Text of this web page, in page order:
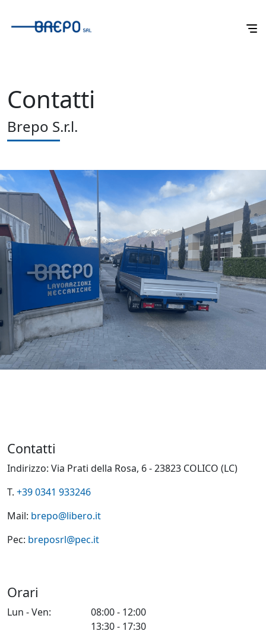
Contatti
Brepo S.r.l.
Contatti
Indirizzo: Via Prati della Rosa, 6 - 23823 COLICO (LC)
T. +39 0341 933246
Mail: brepo@libero.it
Pec: breposrl@pec.it
Orari
Lun - Ven:
08:00 - 12:00
13:30 - 17:30